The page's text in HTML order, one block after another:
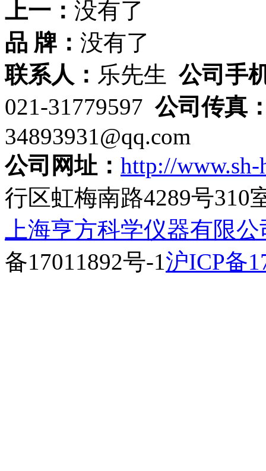
上一： 没有了
品 牌： 没有了
联系人： 乐先生 公司手
021-31779597 公司传真
34893931@qq.com
公司网址： http://www.sh-
行区虹梅南路4289号310
上海亨方科学仪器有限公
备17011892号-1沪ICP备